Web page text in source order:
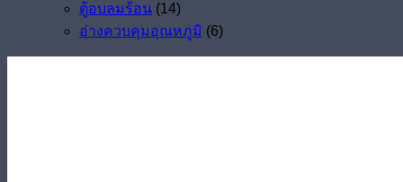
ตู้อบลมร้อน (14)
อ่างควบคุมอุณหภูมิ (6)